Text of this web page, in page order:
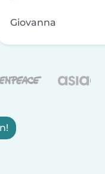
Giovanna